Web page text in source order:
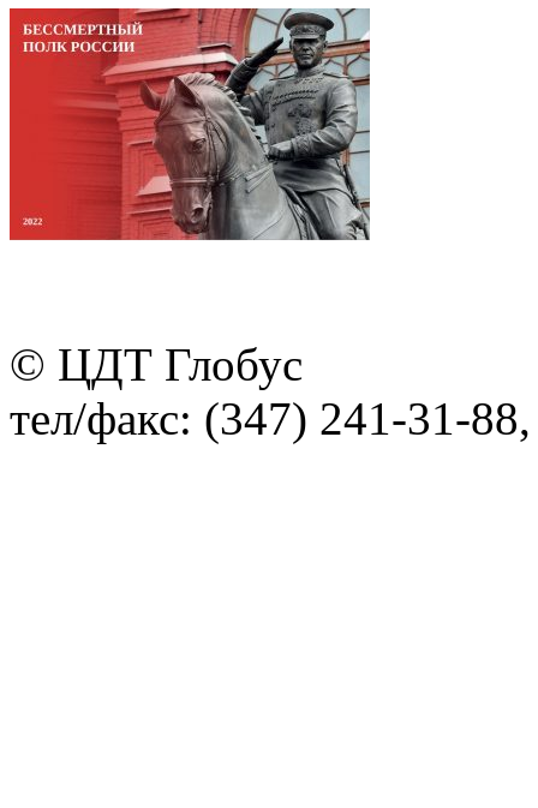
© ЦДТ Глобус
тел/факс: (347) 241-31-